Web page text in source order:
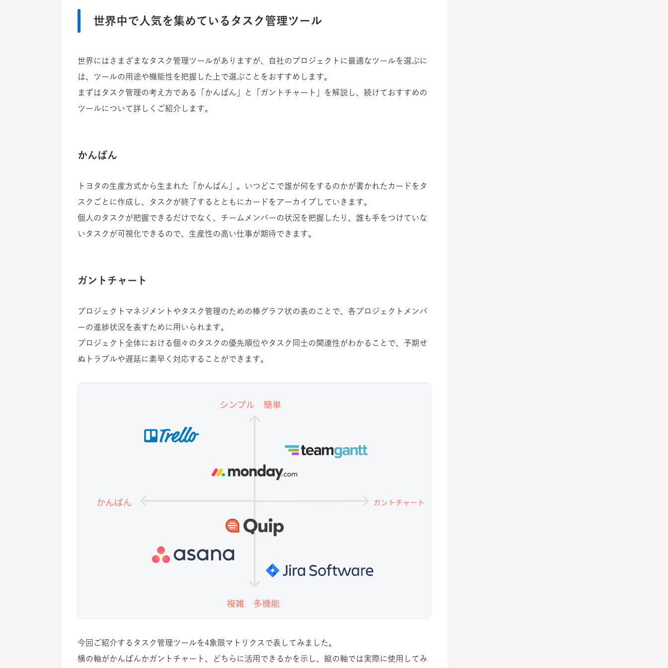
世界中で人気を集めているタスク管理ツール
世界にはさまざまなタスク管理ツールがありますが、自社のプロジェクトに最適なツールを選ぶに
は、ツールの用途や機能性を把握した上で選ぶことをおすすめします。
まずはタスク管理の考え方である「かんばん」と「ガントチャート」を解説し、続けておすすめの
ツールについて詳しくご紹介します。
かんばん
トヨタの生産方式から生まれた「かんばん」。いつどこで誰が何をするのかが書かれたカードをタ
スクごとに作成し、タスクが終了するとともにカードをアーカイブしていきます。
個人のタスクが把握できるだけでなく、チームメンバーの状況を把握したり、誰も手をつけていな
いタスクが可視化できるので、生産性の高い仕事が期待できます。
ガントチャート
プロジェクトマネジメントやタスク管理のための棒グラフ状の表のことで、各プロジェクトメンバ
ーの進捗状況を表すために用いられます。
プロジェクト全体における個々のタスクの優先順位やタスク同士の関連性がわかることで、予期せ
ぬトラブルや遅延に素早く対応することができます。
今回ご紹介するタスク管理ツールを4象限マトリクスで表してみました。
横の軸がかんばんかガントチャート、どちらに活用できるかを示し、縦の軸では実際に使用してみ